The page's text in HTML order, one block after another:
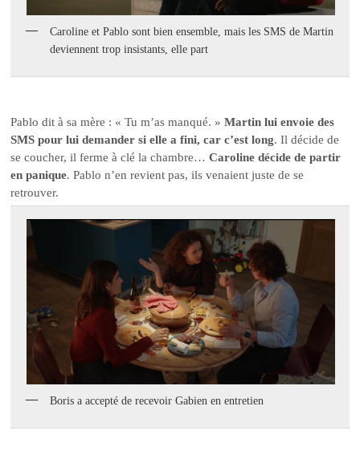
Caroline et Pablo sont bien ensemble, mais les SMS de Martin
deviennent trop insistants, elle part
Pablo dit à sa mère : « Tu m’as manqué. »Martin lui envoie des
SMS pour lui demander si elle a fini, car c’est long. Il décide de
se coucher, il ferme à clé la chambre…Caroline décide de partir
en panique. Pablo n’en revient pas, ils venaient juste de se
retrouver.
Boris a accepté de recevoir Gabien en entretien